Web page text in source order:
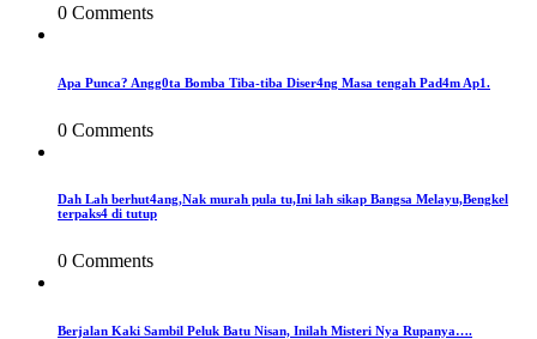
0 Comments
Apa Punca? Angg0ta Bomba Tiba-tiba Diser4ng Masa tengah Pad4m Ap1.
0 Comments
Dah Lah berhut4ang,Nak murah pula tu,Ini lah sikap Bangsa Melayu,Bengkel
terpaks4 di tutup
0 Comments
Berjalan Kaki Sambil Peluk Batu Nisan, Inilah Misteri Nya Rupanya….